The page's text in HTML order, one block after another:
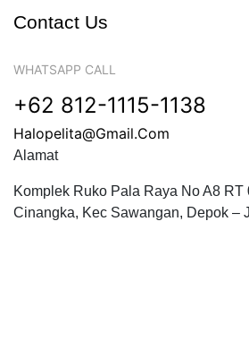
Contact Us
WHATSAPP CALL
+62 812-1115-1138
Halopelita@gmail.com
Alamat
Komplek Ruko Pala Raya No A8 RT
Cinangka, Kec Sawangan, Depok –